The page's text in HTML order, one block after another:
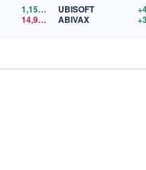
1,1559
$US
14,90$US
UBISOFT
ABIVAX